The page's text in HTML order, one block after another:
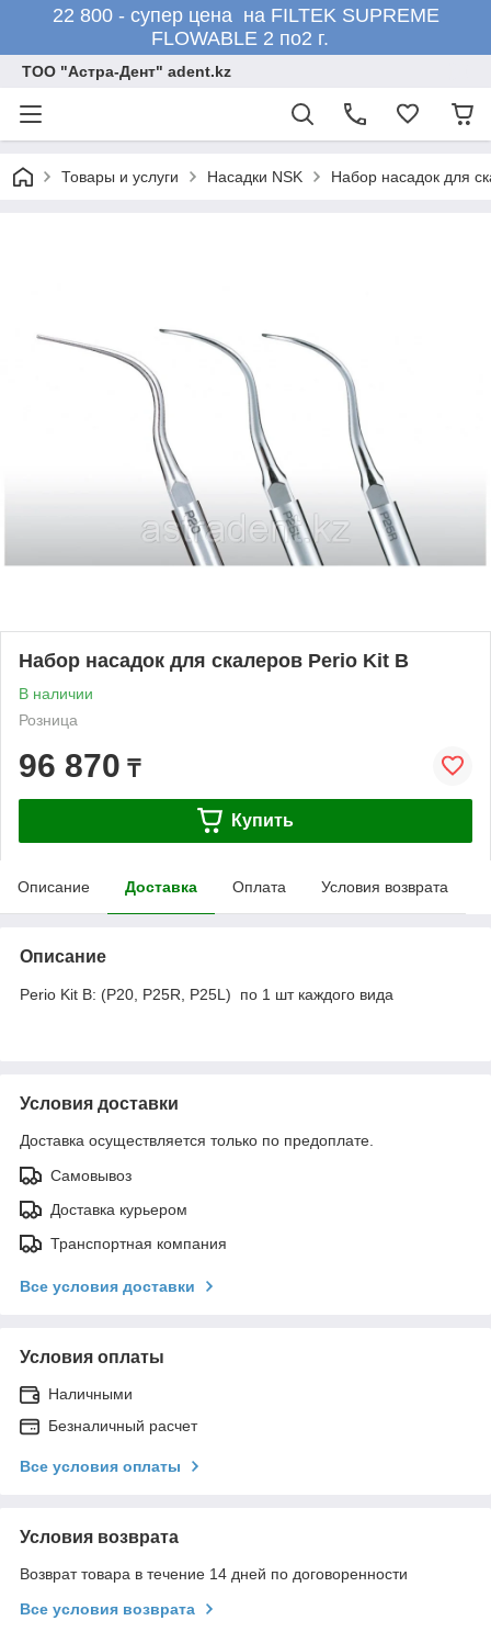
22 800 - супер цена на FILTEK SUPREME
FLOWABLE 2 по2 г.
ТОО "Астра-Дент" adent.kz
Товары и услуги Насадки NSK Набор насадок для
Набор насадок для скалеров Perio Kit B
В наличии
Розница
96 870 ₸
Купить
Описание Доставка Оплата Условия возврата
Описание
Perio Kit B: (P20, P25R, P25L) по 1 шт каждого вида
Условия доставки
Доставка осуществляется только по предоплате.
Самовывоз
Доставка курьером
Транспортная компания
Все условия доставки
Условия оплаты
Наличными
Безналичный расчет
Все условия оплаты
Условия возврата
Возврат товара в течение 14 дней по договоренности
Все условия возврата